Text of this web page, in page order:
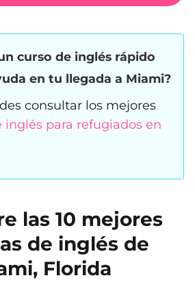
curso de inglés rápido
en tu llegada a Miami?
consultar los mejores
inglés para refugiados en
las 10 mejores
de inglés de
Florida